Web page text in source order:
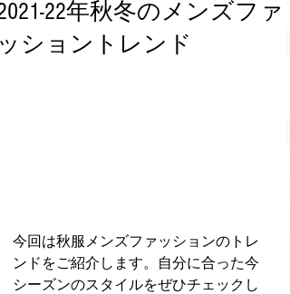
22年秋冬のメンズファ
ショントレンド
今回は秋服メンズファッションのトレ
ンドをご紹介します。自分に合った今
シーズンのスタイルをぜひチェックし